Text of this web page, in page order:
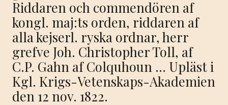
Riddaren och commendören af
kongl. maj:ts orden, riddaren af
alla kejserl. ryska ordnar, herr
grefve Joh. Christopher Toll, af
C.P. Gahn af Colquhoun … Upläst i
Kgl. Krigs-Vetenskaps-Akademien
den 12 nov. 1822.